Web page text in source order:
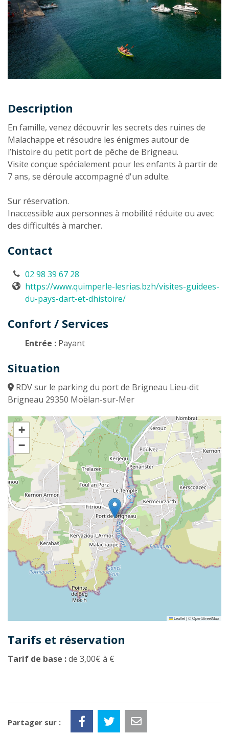
Description
Description
En famille, venez découvrir les secrets des ruines de
Malachappe et résoudre les énigmes autour de
l’histoire du petit port de pêche de Brigneau.
Visite conçue spécialement pour les enfants à partir de
7 ans, se déroule accompagné d'un adulte.
Sur réservation.
Inaccessible aux personnes à mobilité réduite ou avec
des difficultés à marcher.
Contact
02 98 39 67 28
https://www.quimperle-lesrias.bzh/visites-guidees-
du-pays-dart-et-dhistoire/
Confort / Services
Entrée : Payant
Situation
RDV sur le parking du port de Brigneau Lieu-dit
Brigneau 29350 Moëlan-sur-Mer
+
−
Leaflet|©OpenStreetMap
Tarifs et réservation
Tarif de base :de 3,00€ à €
Partager sur :